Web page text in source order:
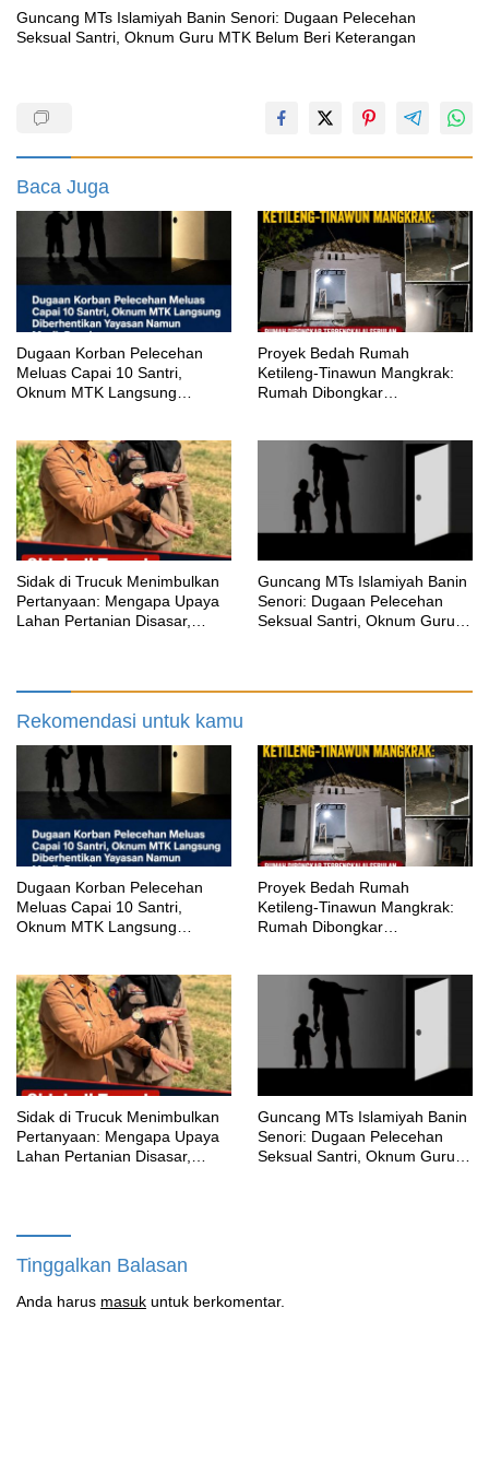
Guncang MTs Islamiyah Banin Senori: Dugaan Pelecehan
Seksual Santri, Oknum Guru MTK Belum Beri Keterangan
Baca Juga
‎Dugaan Korban Pelecehan
Meluas Capai 10 Santri,
Oknum MTK Langsung
Proyek Bedah Rumah
Ketileng-Tinawun Mangkrak:
Rumah Dibongkar
‎Sidak di Trucuk Menimbulkan
Pertanyaan: Mengapa Upaya
Lahan Pertanian Disasar,
Guncang MTs Islamiyah Banin
Senori: Dugaan Pelecehan
Seksual Santri, Oknum Guru
Rekomendasi untuk kamu
‎Dugaan Korban Pelecehan
Meluas Capai 10 Santri,
Oknum MTK Langsung
Proyek Bedah Rumah
Ketileng-Tinawun Mangkrak:
Rumah Dibongkar
‎Sidak di Trucuk Menimbulkan
Pertanyaan: Mengapa Upaya
Lahan Pertanian Disasar,
Guncang MTs Islamiyah Banin
Senori: Dugaan Pelecehan
Seksual Santri, Oknum Guru
Tinggalkan Balasan
Anda harus masuk untuk berkomentar.